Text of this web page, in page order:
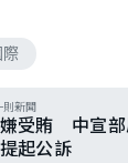
際
則新聞
受賄 中宣部
起公訴